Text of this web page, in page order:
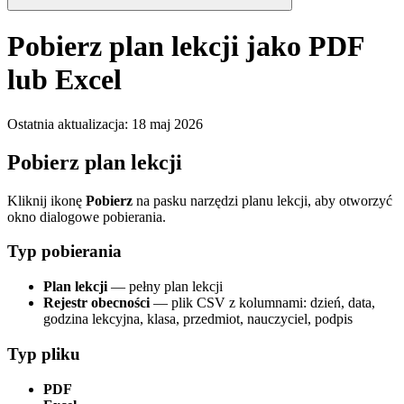
Pobierz plan lekcji jako PDF
lub Excel
Ostatnia aktualizacja: 18 maj 2026
Pobierz plan lekcji
Kliknij ikonę Pobierz na pasku narzędzi planu lekcji, aby otworzyć
okno dialogowe pobierania.
Typ pobierania
Plan lekcji — pełny plan lekcji
Rejestr obecności — plik CSV z kolumnami: dzień, data,
godzina lekcyjna, klasa, przedmiot, nauczyciel, podpis
Typ pliku
PDF